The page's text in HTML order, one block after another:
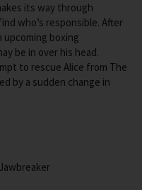
its way through
who’s responsible. After
upcoming boxing
be in over his head.
to rescue Alice from The
by a sudden change in